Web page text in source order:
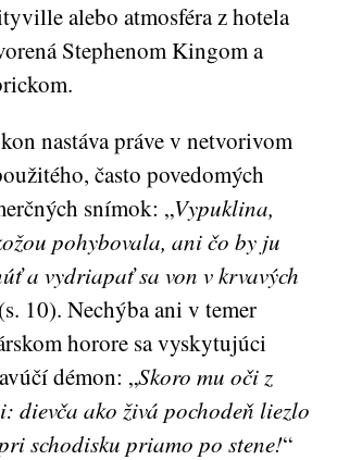
alebo atmosféra z hotela
Stephenom Kingom a
nastáva práve v netvorivom
často povedomých
snímok: „Vypuklina,
pohybovala, ani čo by ju
a vydriapať sa von v krvavých
10). Nechýba ani v temer
horore sa vyskytujúci
démon: „Skoro mu oči z
dievča ako živá pochodeň liezlo
schodisku priamo po stene!“